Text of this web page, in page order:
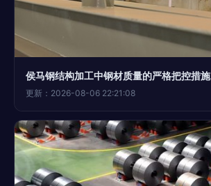
侯马钢结构加工中钢材质量的严格把控措施
更新：2026-08-06 22:21:08